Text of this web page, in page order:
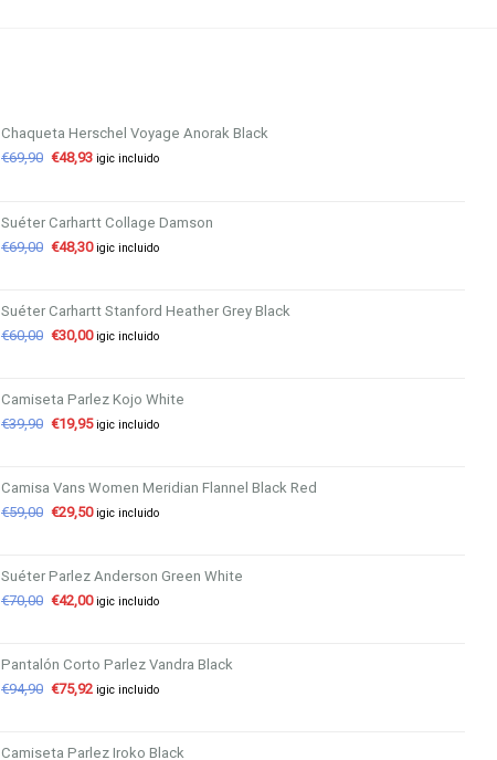
Chaqueta Herschel Voyage Anorak Black
€69,90 €48,93 igic incluido
Suéter Carhartt Collage Damson
€69,00 €48,30 igic incluido
Suéter Carhartt Stanford Heather Grey Black
€60,00 €30,00 igic incluido
Camiseta Parlez Kojo White
€39,90 €19,95 igic incluido
Camisa Vans Women Meridian Flannel Black Red
€59,00 €29,50 igic incluido
Suéter Parlez Anderson Green White
€70,00 €42,00 igic incluido
Pantalón Corto Parlez Vandra Black
€94,90 €75,92 igic incluido
Camiseta Parlez Iroko Black